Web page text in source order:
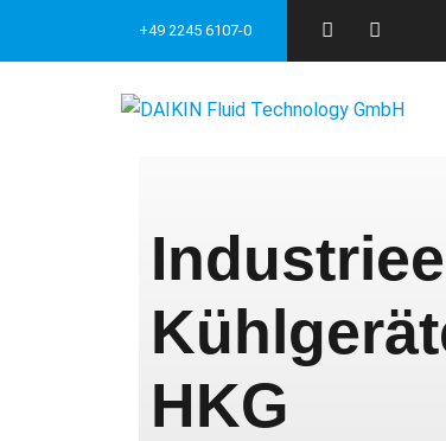
+49 2245 6107-0
HKG